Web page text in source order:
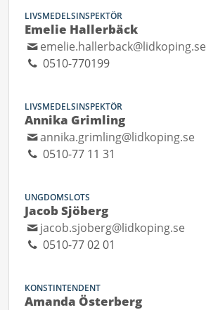
LIVSMEDELSINSPEKTÖR
Emelie Hallerbäck
emelie.hallerback@lidkoping.se
0510-770199
LIVSMEDELSINSPEKTÖR
Annika Grimling
annika.grimling@lidkoping.se
0510-77 11 31
UNGDOMSLOTS
Jacob Sjöberg
jacob.sjoberg@lidkoping.se
0510-77 02 01
KONSTINTENDENT
Amanda Österberg